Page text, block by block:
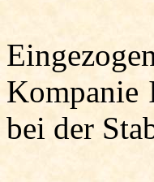
Kompanie
bei der